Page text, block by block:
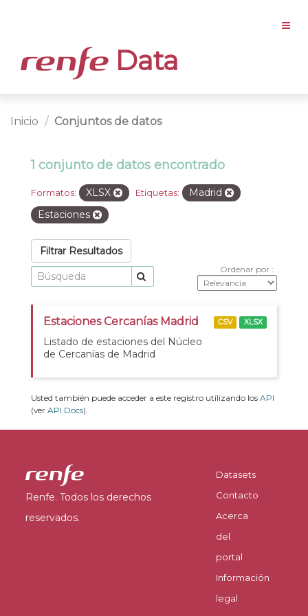
Data
Inicio Conjuntos de datos
1 conjunto de datos encontrado
Formatos: XLSX Etiquetas:
Madrid
Estaciones
Filtrar Resultados
Ordenar por
Estaciones Cercanías Madrid
Listado de estaciones del Núcleo
de Cercanías de Madrid
CSV XLSX
Usted también puede acceder a este registro utilizando los API
(ver API Docs).
Renfe. Todos los derechos
reservados.
Datasets
Contacto
Acerca
del
portal
Información
legal